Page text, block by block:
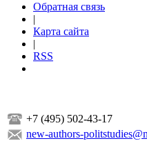
Обратная связь
|
Карта сайта
|
RSS
+7 (495) 502-43-17
new-authors-